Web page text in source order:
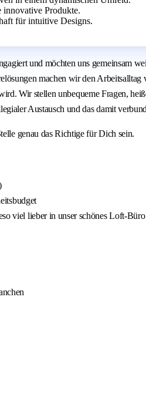
innovative Produkte.
für intuitive Designs.
und möchten uns gemeinsam
machen wir den
Wir stellen unbequeme Fragen,
Austausch und das damit
genau das Richtige für Dich sein.
viel lieber in unser schönes Loft-